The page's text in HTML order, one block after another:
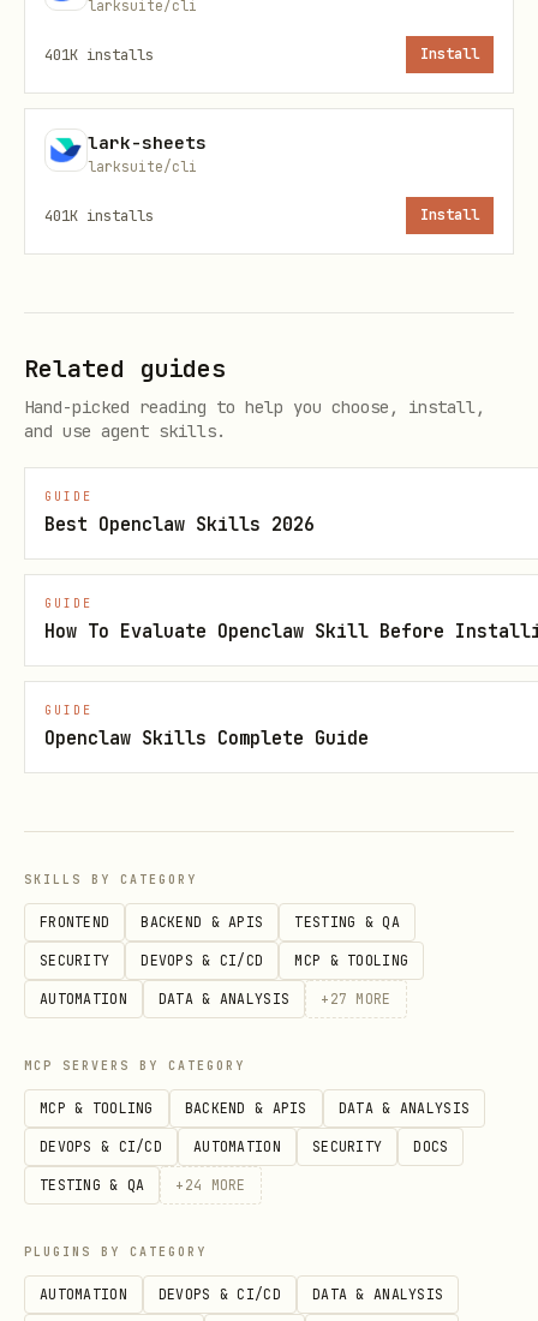
输出的 [identity: bot/user] 代表当前身份。
bot 与 user 表现差异很大，需确认身份符合目标需
求：
Bot 看不到用户资源
：无法访问用户的日历、云空
间（云盘/云存储）文档、邮箱等个人资源。例如
创建文档归属 bot
Bot 权限 ：只需在飞书开发者后台开通 scope，无
需 auth login
User 权限 ：后台开通 scope + 用户通过
login 授权，两层都要满足
遇到权限相关错误时，根据当前身份类型采取不同解决
方案。
console_url ：飞书开发者后台的权限配置链接
hint ：建议的修复命令
--as bot
将错误中的 console_url
后台开通 scope。禁止对 bot 执行 auth login 。
User 身份（ --as user ）
larksuite/cli
401K installs Install
lark-sheets
larksuite/cli
401K installs Install
Related guides
Hand-picked reading to help you choose, install,
and use agent skills.
GUIDE
Best Openclaw Skills 2026
GUIDE
How To Evaluate Openclaw Skill Before
GUIDE
Openclaw Skills Complete Guide
SKILLS BY CATEGORY
FRONTEND BACKEND & APIS TESTING & QA
SECURITY DEVOPS & CI/CD MCP & TOOLING
AUTOMATION DATA & ANALYSIS + 27 MORE
MCP SERVERS BY CATEGORY
MCP & TOOLING BACKEND & APIS DATA & ANALYSIS
DEVOPS & CI/CD AUTOMATION SECURITY DOCS
TESTING & QA + 24 MORE
PLUGINS BY CATEGORY
AUTOMATION DEVOPS & CI/CD DATA & ANALYSIS